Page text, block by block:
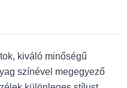
kiváló minőségű
színével megegyező